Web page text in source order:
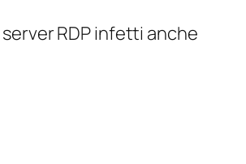
RDP infetti anche